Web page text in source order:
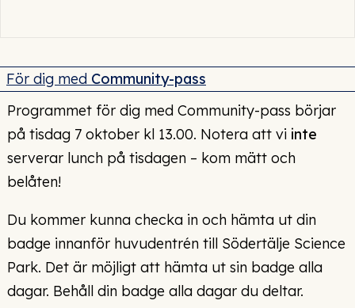
För dig med Community-pass
Programmet för dig med Community-pass börjar
på tisdag 7 oktober kl 13.00. Notera att vi inte
serverar lunch på tisdagen – kom mätt och
belåten!
Du kommer kunna checka in och hämta ut din
badge innanför huvudentrén till Södertälje Science
Park. Det är möjligt att hämta ut sin badge alla
dagar. Behåll din badge alla dagar du deltar.